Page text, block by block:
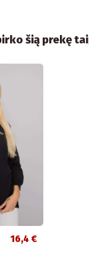
šią prekę
16,4 €